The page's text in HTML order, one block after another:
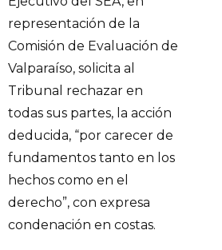
representación de la
Comisión de Evaluación de
Valparaíso, solicita al
Tribunal rechazar en
todas sus partes, la acción
deducida, “por carecer de
fundamentos tanto en los
hechos como en el
derecho”, con expresa
condenación en costas.